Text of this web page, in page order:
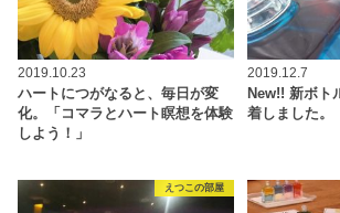
2019.10.23
ハートにつがなると、毎日が変
化。「コマラとハート瞑想を体験
しよう！」
2019.12.7
New!! 新ボト
着しました。
えつこの部屋